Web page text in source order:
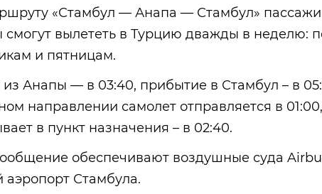
«Стамбул — Анапа — Стамбул»
вылететь в Турцию дважды в неделю:
и пятницам.
из Анапы — в 03:40, прибытие в Стамбул – в
направлении самолет отправляется в 01:00,
в пункт назначения – в 02:40.
обеспечивают воздушные суда
аэропорт Стамбула.